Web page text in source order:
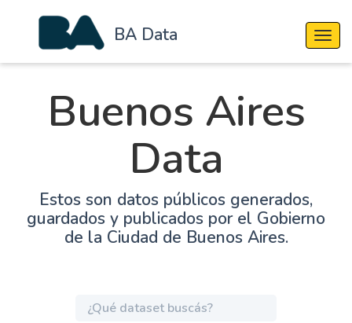
BA Data
Buenos Aires
Data
Estos son datos públicos generados,
guardados y publicados por el Gobierno
de la Ciudad de Buenos Aires.